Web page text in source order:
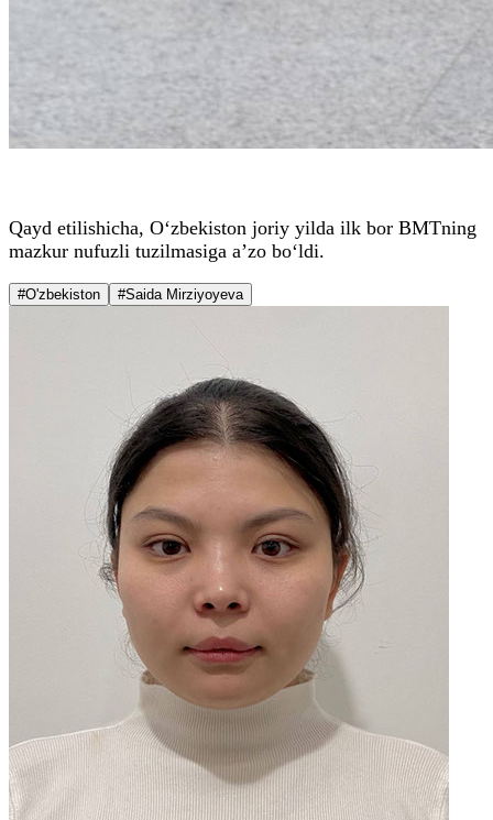
Qayd etilishicha, O‘zbekiston joriy yilda ilk bor BMTning
mazkur nufuzli tuzilmasiga a’zo bo‘ldi.
#O'zbekiston #Saida Mirziyoyeva